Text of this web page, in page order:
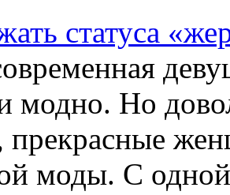
статуса
модно. Но
прекрасные
моды. С